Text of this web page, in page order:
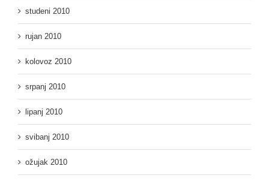
studeni 2010
rujan 2010
kolovoz 2010
srpanj 2010
lipanj 2010
svibanj 2010
ožujak 2010